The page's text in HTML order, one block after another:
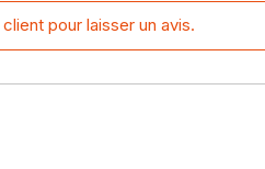
retrouver son fils enfermé dans
une joyeuse joute.
supermarché, une pizzeria, une
pour laisser un avis.